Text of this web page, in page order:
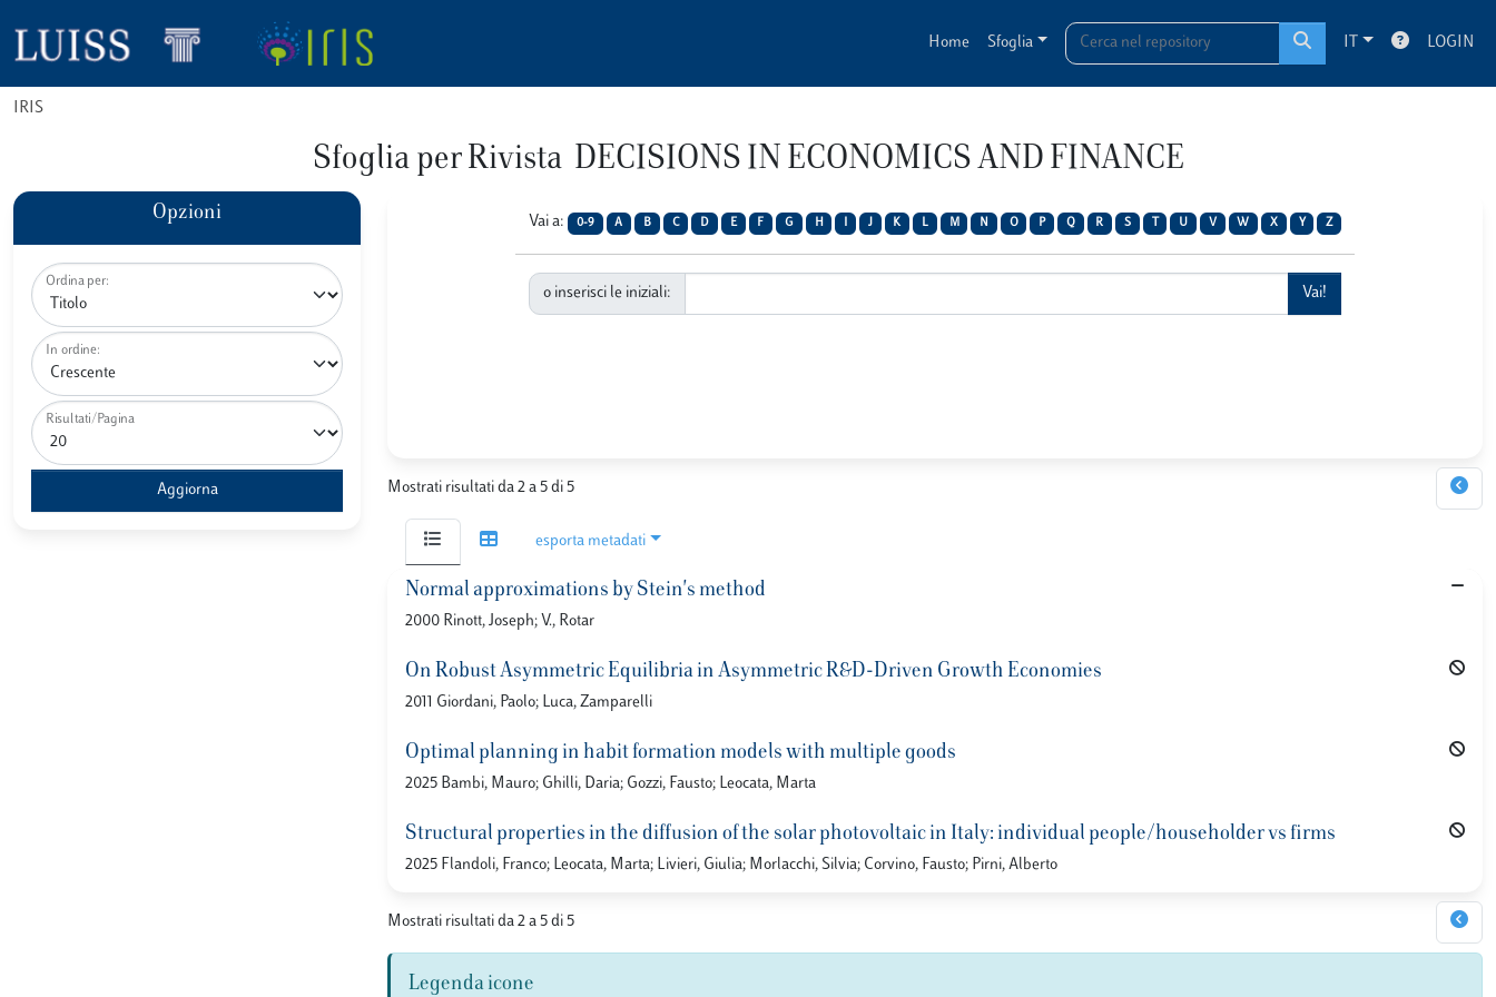
Home Sfoglia IT LOGIN
IRIS
Sfoglia per Rivista DECISIONS IN ECONOMICS AND FINANCE
Opzioni
Ordina per:
In ordine:
Risultati/Pagina
Vai a: 0-9 A B C D E F G H J K L M N O P Q R S U V W X Y Z
o inserisci le iniziali:
Mostrati risultati da 2 a 5 di 5
esporta metadati
Normal approximations by Stein's method
2000 Rinott, Joseph; V., Rotar
On Robust Asymmetric Equilibria in Asymmetric R&D-Driven Growth Economies
2011 Giordani, Paolo; Luca, Zamparelli
Optimal planning in habit formation models with multiple goods
2025 Bambi, Mauro; Ghilli, Daria; Gozzi, Fausto; Leocata, Marta
Structural properties in the diffusion of the solar photovoltaic in Italy: individual people/householder vs firms
2025 Flandoli, Franco; Leocata, Marta; Livieri, Giulia; Morlacchi, Silvia; Corvino, Fausto; Pirni, Alberto
Mostrati risultati da 2 a 5 di 5
Legenda icone